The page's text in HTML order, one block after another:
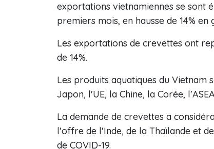
exportations vietnamiennes se sont
premiers mois, en hausse de 14% en
Les exportations de crevettes ont
de 14%.
Les produits aquatiques du Vietnam
Japon, l'UE, la Chine, la Corée,
La demande de crevettes a
l'offre de l'Inde, de la Thaïlande et
de COVID-19.